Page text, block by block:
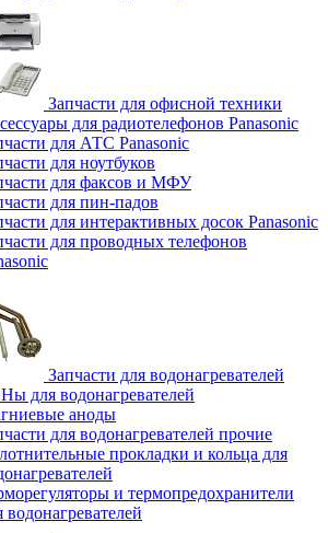
Запчасти для офисной техники
для радиотелефонов Panasonic
для АТС Panasonic
для ноутбуков
для факсов и МФУ
для пин-падов
для интерактивных досок Panasonic
для проводных телефонов
Запчасти для водонагревателей
для водонагревателей
аноды
для водонагревателей прочие
прокладки и кольца для
и термопредохранители
водонагревателей